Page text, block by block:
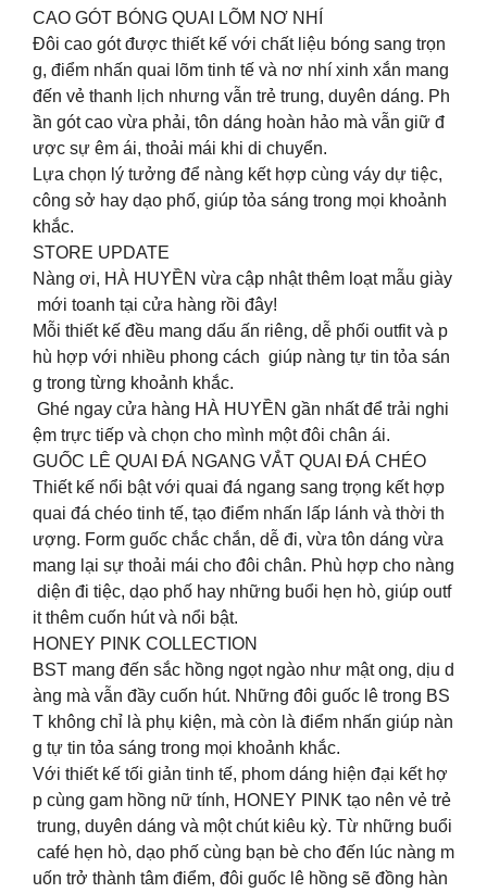
CAO GÓT BÓNG QUAI LÕM NƠ NHÍ
Đôi cao gót được thiết kế với chất liệu bóng sang trọn
g, điểm nhấn quai lõm tinh tế và nơ nhí xinh xắn mang
đến vẻ thanh lịch nhưng vẫn trẻ trung, duyên dáng. Ph
ần gót cao vừa phải, tôn dáng hoàn hảo mà vẫn giữ đ
ược sự êm ái, thoải mái khi di chuyển.
Lựa chọn lý tưởng để nàng kết hợp cùng váy dự tiệc,
công sở hay dạo phố, giúp tỏa sáng trong mọi khoảnh
khắc.
STORE UPDATE
Nàng ơi, HÀ HUYỀN vừa cập nhật thêm loạt mẫu giày
mới toanh tại cửa hàng rồi đây!
Mỗi thiết kế đều mang dấu ấn riêng, dễ phối outfit và p
hù hợp với nhiều phong cách giúp nàng tự tin tỏa sán
g trong từng khoảnh khắc.
Ghé ngay cửa hàng HÀ HUYỀN gần nhất để trải nghi
ệm trực tiếp và chọn cho mình một đôi chân ái.
GUỐC LÊ QUAI ĐÁ NGANG VẮT QUAI ĐÁ CHÉO
Thiết kế nổi bật với quai đá ngang sang trọng kết hợp
quai đá chéo tinh tế, tạo điểm nhấn lấp lánh và thời th
ượng. Form guốc chắc chắn, dễ đi, vừa tôn dáng vừa
mang lại sự thoải mái cho đôi chân. Phù hợp cho nàng
diện đi tiệc, dạo phố hay những buổi hẹn hò, giúp outf
it thêm cuốn hút và nổi bật.
HONEY PINK COLLECTION
BST mang đến sắc hồng ngọt ngào như mật ong, dịu d
àng mà vẫn đầy cuốn hút. Những đôi guốc lê trong BS
T không chỉ là phụ kiện, mà còn là điểm nhấn giúp nàn
g tự tin tỏa sáng trong mọi khoảnh khắc.
Với thiết kế tối giản tinh tế, phom dáng hiện đại kết hợ
p cùng gam hồng nữ tính, HONEY PINK tạo nên vẻ trẻ
trung, duyên dáng và một chút kiêu kỳ. Từ những buổi
café hẹn hò, dạo phố cùng bạn bè cho đến lúc nàng m
uốn trở thành tâm điểm, đôi guốc lê hồng sẽ đồng hàn